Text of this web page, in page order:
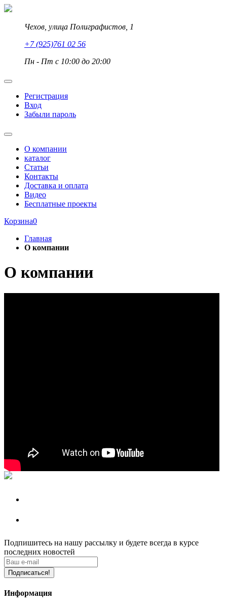
Чехов, улица Полиграфистов, 1
+7 (925)761 02 56
Пн - Пт с 10:00 до 20:00
Регистрация
Вход
Забыли пароль
О компании
каталог
Статьи
Контакты
Доставка и оплата
Видео
Бесплатные проекты
Корзина0
Главная
О компании
О компании
Подпишитесь на нашу рассылку и будете всегда в курсе
последних новостей
Подписаться!
Информация